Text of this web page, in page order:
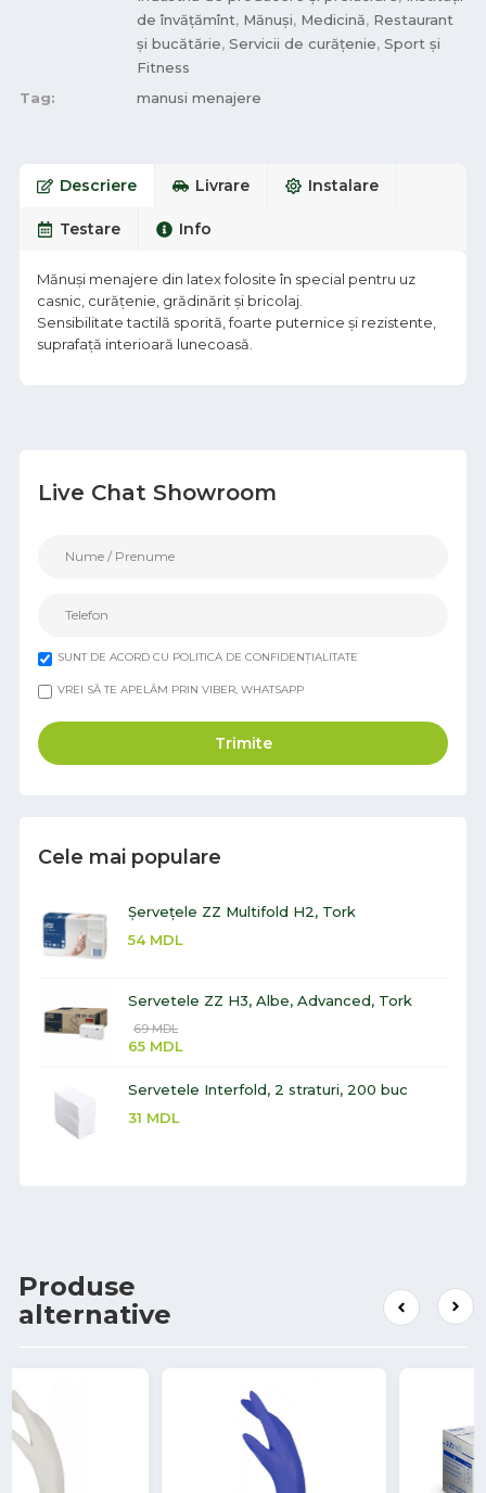
Live Chat Showroom
SUNT DE ACORD CU POLITICA DE CONFIDENȚIALITATE
VREI SĂ TE APELĂM PRIN VIBER, WHATSAPP
Trimite
Cele mai populare
Șervețele ZZ Multifold H2, Tork
54 MDL
Servetele ZZ H3, Albe, Advanced, Tork
69MDL
65 MDL
Servetele Interfold, 2 straturi, 200 buc
31 MDL
de învățămînt, Mănuși, Medicină, Restaurant
și bucătărie, Servicii de curățenie, Sport și
Fitness
Tag:
manusi menajere
Descriere Livrare Instalare
Testare Info
Mănuși menajere din latex folosite în special pentru uz
casnic, curățenie, grădinărit și bricolaj.
Sensibilitate tactilă sporită, foarte puternice și rezistente,
suprafață interioară lunecoasă.
Produse
alternative